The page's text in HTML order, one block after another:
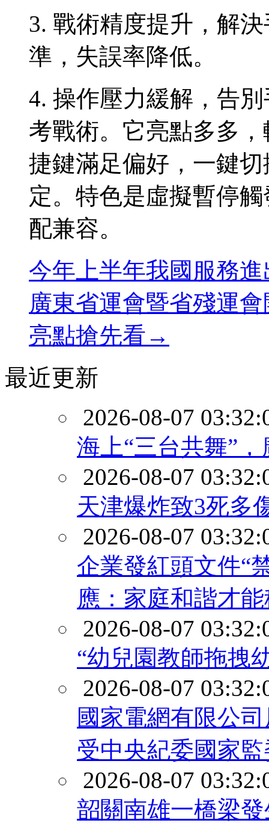
3. 戰術精度提升，解
準，失誤率降低。
4. 操作壓力緩解，告
考戰術。它亮點多多
捷鍵滿足偏好，一鍵
定。特色是虛擬暫停
配兼容。
今年上半年我國服務
廣東省運會暨省殘運
亮點搶先看→
最近更新
2026-08-07
海上“三台共舞”
2026-08-07
天津爆炸致3死多
2026-08-07
企業發紅頭文件“
應：家庭和諧才
2026-08-07
“幼兒園教師拖拽
2026-08-07
國家電網有限公
受中央紀委國家
2026-08-07
韶關南雄一橋梁